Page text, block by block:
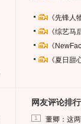
《先锋
《综艺
《
《夏日
网友评论排行
1 董卿：这